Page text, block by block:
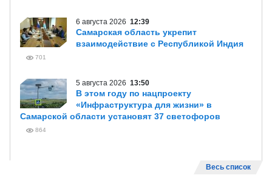
6 августа 2026 12:39
Самарская область укрепит
взаимодействие с Республикой Индия
701
5 августа 2026 13:50
В этом году по нацпроекту
«Инфраструктура для жизни» в
Самарской области установят 37 светофоров
864
Весь список